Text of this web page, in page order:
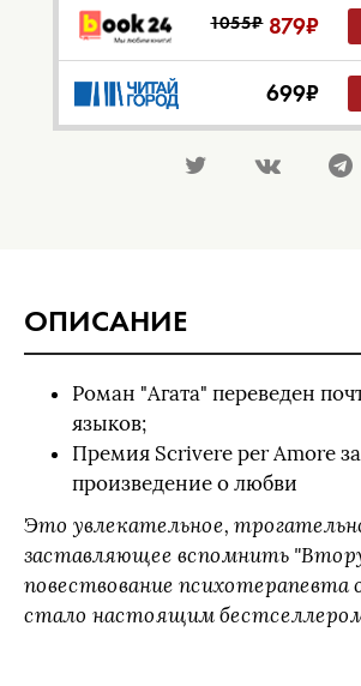
1055₽ 879₽
699₽
ОПИСАНИЕ
Роман "Агата" переведен
языков;
Премия Scrivere per Amore
произведение о любви
Это увлекательное,
заставляющее вспомнить
повествование психотерапевта
стало настоящим